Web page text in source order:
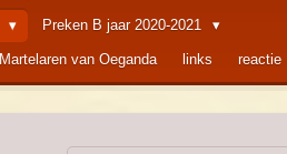
Preken B jaar 2020-2021
Martelaren van Oeganda links reactie